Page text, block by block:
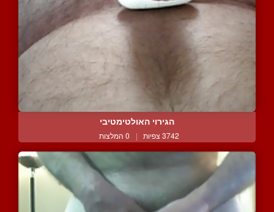
הגירוי האולטימטיבי
3742 צפיות | 0 המלצות